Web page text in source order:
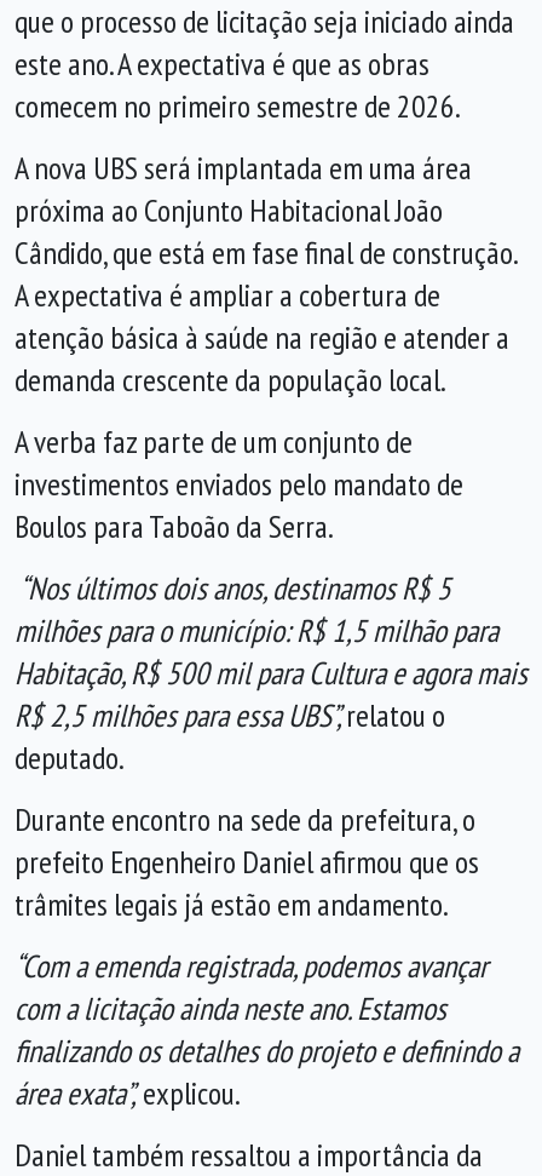
que o processo de licitação seja iniciado ainda
este ano. A expectativa é que as obras
comecem no primeiro semestre de 2026.
A nova UBS será implantada em uma área
próxima ao Conjunto Habitacional João
Cândido, que está em fase final de construção.
A expectativa é ampliar a cobertura de
atenção básica à saúde na região e atender a
demanda crescente da população local.
A verba faz parte de um conjunto de
investimentos enviados pelo mandato de
Boulos para Taboão da Serra.
“Nos últimos dois anos, destinamos R$ 5
milhões para o município: R$ 1,5 milhão para
Habitação, R$ 500 mil para Cultura e agora mais
R$ 2,5 milhões para essa UBS”,relatou o
deputado.
Durante encontro na sede da prefeitura, o
prefeito Engenheiro Daniel afirmou que os
trâmites legais já estão em andamento.
“Com a emenda registrada, podemos avançar
com a licitação ainda neste ano. Estamos
finalizando os detalhes do projeto e definindo a
área exata”,explicou.
Daniel também ressaltou a importância da